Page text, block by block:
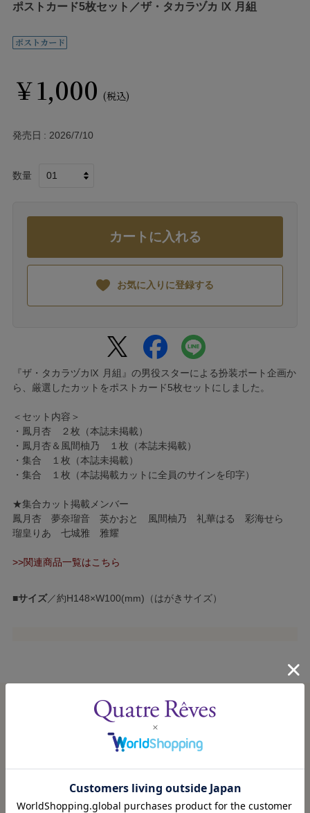
ポストカード5枚セット／ザ・タカラヅカ Ⅸ 月組
￥1,000 (税込)
発売日 2026/7/10
数量
カートに入れる
お気に入りに登録する
『ザ・タカラヅカⅨ 月組』の男役スターによる扮装ポート企画か
ら、厳選したカットをポストカード5枚セットにしました。
＜セット内容＞
・鳳月杏 ２枚（本誌未掲載）
・鳳月杏＆風間柚乃 １枚（本誌未掲載）
・集合 １枚（本誌未掲載）
・集合 １枚（本誌掲載カットに全員のサインを印字）
★集合カット掲載メンバー
鳳月杏 夢奈瑠音 英かおと 風間柚乃 礼華はる 彩海せら
瑠皇りあ 七城雅 雅耀
>>関連商品一覧はこちら
■サイズ／約H148×W100(mm)（はがきサイズ）
この商品を見た人はこんな商品も見ています